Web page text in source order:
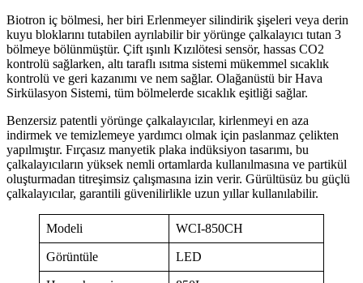
Biotron iç bölmesi, her biri Erlenmeyer silindirik şişeleri veya derin
kuyu bloklarını tutabilen ayrılabilir bir yörünge çalkalayıcı tutan 3
bölmeye bölünmüştür. Çift ışınlı Kızılötesi sensör, hassas CO2
kontrolü sağlarken, altı taraflı ısıtma sistemi mükemmel sıcaklık
kontrolü ve geri kazanımı ve nem sağlar. Olağanüstü bir Hava
Sirkülasyon Sistemi, tüm bölmelerde sıcaklık eşitliği sağlar.
Benzersiz patentli yörünge çalkalayıcılar, kirlenmeyi en aza
indirmek ve temizlemeye yardımcı olmak için paslanmaz çelikten
yapılmıştır. Fırçasız manyetik plaka indüksiyon tasarımı, bu
çalkalayıcıların yüksek nemli ortamlarda kullanılmasına ve partikül
oluşturmadan titreşimsiz çalışmasına izin verir. Gürültüsüz bu güçlü
çalkalayıcılar, garantili güvenilirlikle uzun yıllar kullanılabilir.
Modeli WCI-850CH
Görüntüle LED